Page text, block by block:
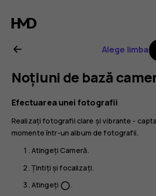
Ghid
de
utilizare
Nokia
G21
Alege limba
Noțiuni de bază
Efectuarea unei fotografii
Realizați fotografii clare și vibrante -
momente într-un album de fotografii.
AtingețiCameră.
Țintiți și focalizați.
Atingeți panorama_fish_eye.